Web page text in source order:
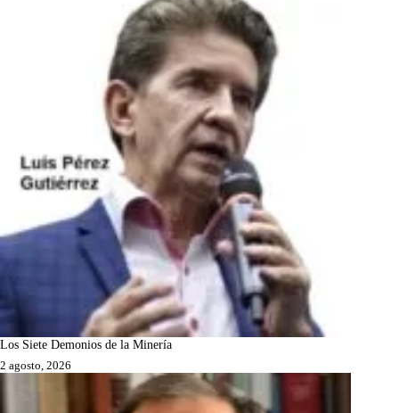
Los Siete Demonios de la Minería
2 agosto, 2026